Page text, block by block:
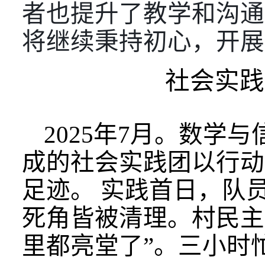
者也提升了教学和沟
将继续秉持初心，开
社会实
2025年7月。数学与
成的社会实践团 以行
足迹。
实践首日，队
死角皆被清理。村民
里都亮堂了”。三小